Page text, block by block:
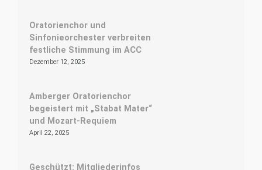
Oratorienchor und
Sinfonieorchester verbreiten
festliche Stimmung im ACC
Dezember 12, 2025
Amberger Oratorienchor
begeistert mit „Stabat Mater“
und Mozart-Requiem
April 22, 2025
Geschützt: Mitgliederinfos